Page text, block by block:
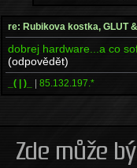
re: Rubikova kostka, GLUT
dobrej hardware...a co
(odpovědět)
_( | )_ | 85.132.197.*